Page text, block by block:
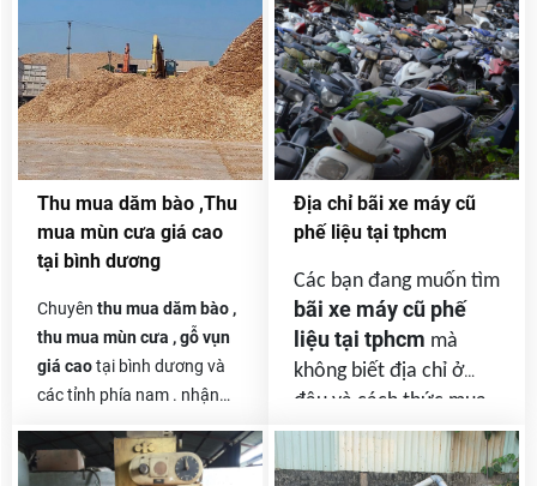
mua hàng thanh lý,
hàng tồn kho phế
liệu và máy móc cũ, dây
chuyền sản xuất. v, v.
ty và doanh nghiệp lớn nhỏ
trong và ngoài nước rất
mong được sự hợp tác lâu
dài của quý vị .
Thu mua dăm bào ,Thu
mua mùn cưa giá cao
tại bình dương
Chuyên thu mua dăm bào ,
thu mua mùn cưa , gỗ vụn
giá caotại bình dương và
các tỉnh phía nam . nhận
của các công ty trong và
ngoài nước với khối lượng
Địa chỉ bãi xe máy cũ
phế liệu tại tphcm
Các bạn đang muốn tìm
bãi xe máy cũ phế
liệu tại tphcm mà
không biết địa chỉ ở
đâu và cách thức mua
bán như thế nào rồi xe
còn giấy tờ hay không